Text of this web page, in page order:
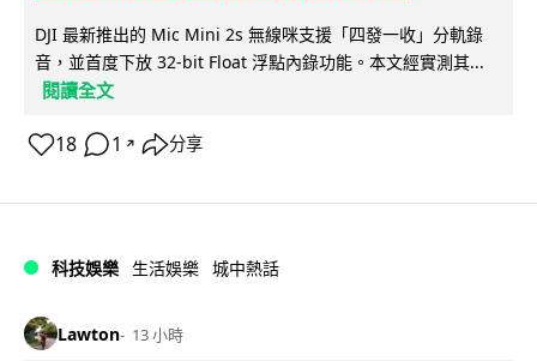
DJI 最新推出的 Mic Mini 2s 無線咪支援「四發一收」分軌錄
音，並首度下放 32-bit Float 浮點內錄功能。本文經實測其...
閱讀全文
18 1 ↗ 分享
科技娛樂 生活娛樂 城中熱話
Lawton 13 小時